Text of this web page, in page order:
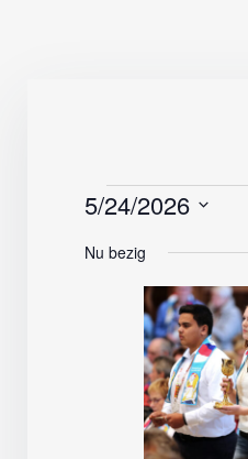
in
mei,
2026
5/24/2026
een
Nu bezig